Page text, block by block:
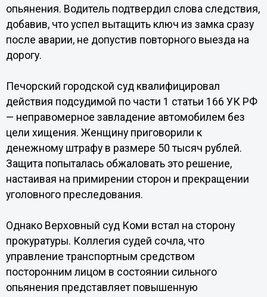
опьянения. Водитель подтвердил слова следствия,
добавив, что успел вытащить ключ из замка сразу
после аварии, не допустив повторного выезда на
дорогу.
Печорский городской суд квалифицировал
действия подсудимой по части 1 статьи 166 УК РФ
— неправомерное завладение автомобилем без
цели хищения. Женщину приговорили к
денежному штрафу в размере 50 тысяч рублей.
Защита попыталась обжаловать это решение,
настаивая на примирении сторон и прекращении
уголовного преследования.
Однако Верховный суд Коми встал на сторону
прокуратуры. Коллегия судей сочла, что
управление транспортным средством
посторонним лицом в состоянии сильного
опьянения представляет повышенную